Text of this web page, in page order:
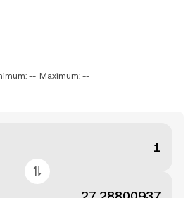
-- Maximum: --